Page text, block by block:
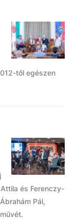
től egészen
és Ferenczy-
Pál,